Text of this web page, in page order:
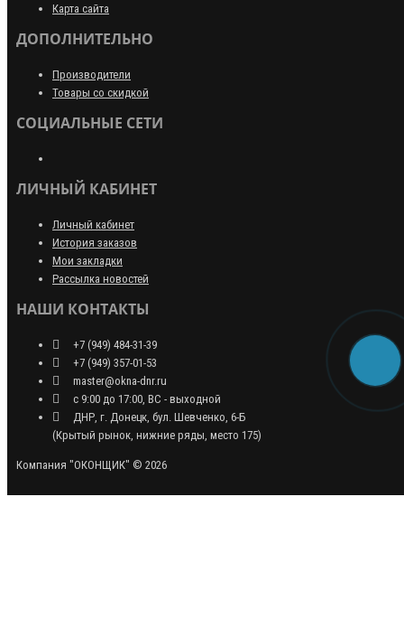
Карта сайта
ДОПОЛНИТЕЛЬНО
Производители
Товары со скидкой
СОЦИАЛЬНЫЕ СЕТИ
ЛИЧНЫЙ КАБИНЕТ
Личный кабинет
История заказов
Мои закладки
Рассылка новостей
НАШИ КОНТАКТЫ
+7 (949) 484-31-39
+7 (949) 357-01-53
master@okna-dnr.ru
с 9:00 до 17:00, ВС - выходной
ДНР, г. Донецк, бул. Шевченко, 6-Б
(Крытый рынок, нижние ряды, место 175)
Компания "ОКОНЩИК" © 2026